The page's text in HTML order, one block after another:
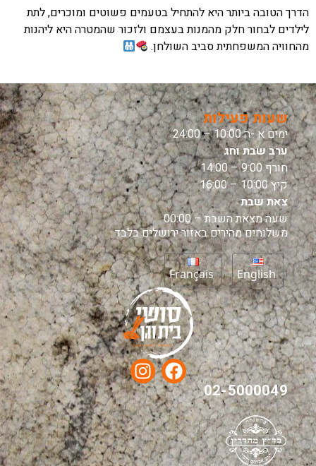
הדרך הטובה ביותר היא להתחיל בטעמים פשוטים ומוכרים, לתת
לילדים לבחור חלק מהמנות בעצמם ולזכור שהמטרה היא ליהנות
מהחוויה המשפחתית סביב השולחן.
שעות פעילות
ימים א -ה 10:00 – 24:00
ערב שבת וחג
חורף 9:00 – 14:00
קיץ 10:00 – 16:00
צאת שבת
שעה מצאת השבת – 00:00
משלוחים מהירים באזור ירושלים בלבד
English
Français
02-5000049